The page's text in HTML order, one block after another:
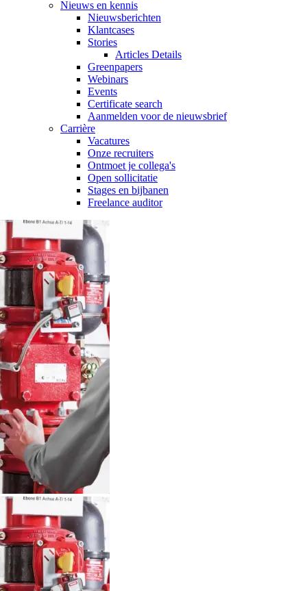
Nieuws en kennis
Nieuwsberichten
Klantcases
Stories
Articles Details
Greenpapers
Webinars
Events
Certificate search
Aanmelden voor de nieuwsbrief
Carrière
Vacatures
Onze recruiters
Ontmoet je collega's
Open sollicitatie
Stages en bijbanen
Freelance auditor